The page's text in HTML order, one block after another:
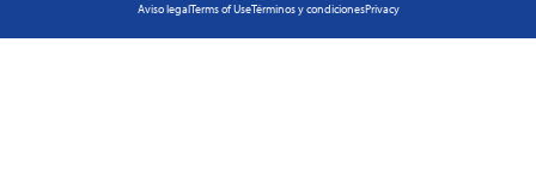
Aviso legalTerms of UseTérminos y condicionesPrivacy